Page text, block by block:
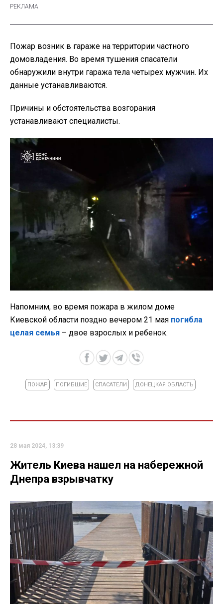
Пожар возник в гараже на территории частного
домовладения. Во время тушения спасатели
обнаружили внутри гаража тела четырех мужчин. Их
данные устанавливаются.
Причины и обстоятельства возгорания
устанавливают специалисты.
Напомним, во время пожара в жилом доме
Киевской области поздно вечером 21 мая погибла
целая семья – двое взрослых и ребенок.
ПОЖАР ПОГИБШИЕ СПАСАТЕЛИ ДОНЕЦКАЯ ОБЛАСТЬ
28 мая 2024, 13:39
Житель Киева нашел на набережной
Днепра взрывчатку